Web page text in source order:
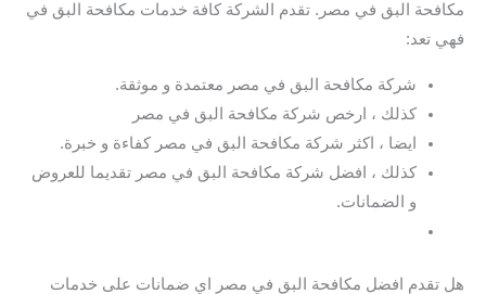
مكافحة البق في مصر. تقدم الشركة كافة خدمات مكافحة البق في
فهي تعد:
شركة مكافحة البق في مصر معتمدة و موثقة.
كذلك ، ارخص شركة مكافحة البق في مصر
ايضا ، اكثر شركة مكافحة البق في مصر كفاءة و خبرة.
كذلك ، افضل شركة مكافحة البق في مصر تقديما للعروض
و الضمانات.
هل تقدم افضل مكافحة البق في مصر اي ضمانات على خدمات